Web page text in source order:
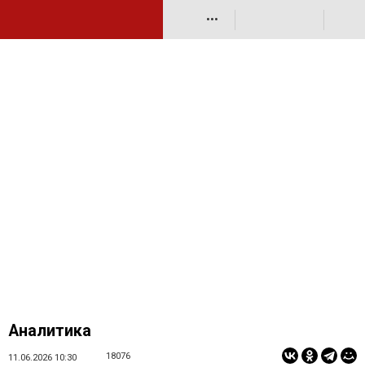
•••
Аналитика
11.06.2026 10:30 18076